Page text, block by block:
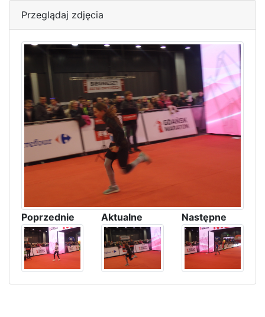
Przeglądaj zdjęcia
Poprzednie Aktualne Następne